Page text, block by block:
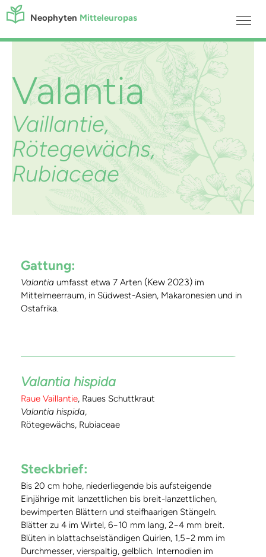
Neophyten Mitteleuropas
Valantia
Vaillantie,
Rötegewächs,
Rubiaceae
Gattung:
Valantia umfasst etwa 7 Arten (Kew 2023) im
Mittelmeerraum, in Südwest-Asien, Makaronesien und in
Ostafrika.
Valantia hispida
Raue Vaillantie, Raues Schuttkraut
Valantia hispida,
Rötegewächs, Rubiaceae
Steckbrief:
Bis 20 cm hohe, niederliegende bis aufsteigende
Einjährige mit lanzettlichen bis breit-lanzettlichen,
bewimperten Blättern und steifhaarigen Stängeln.
Blätter zu 4 im Wirtel, 6−10 mm lang, 2−4 mm breit.
Blüten in blattachselständigen Quirlen, 1,5−2 mm im
Durchmesser, vierspaltig, gelblich. Internodien im